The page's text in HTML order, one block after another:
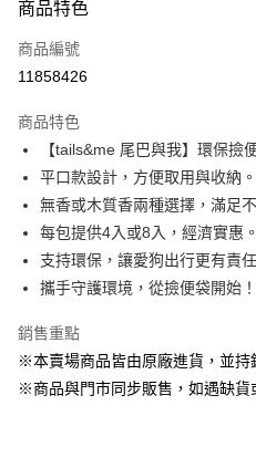
信用卡一次付款
超商取貨付款
Apple Pay
街口支付
悠遊付
Google Pay
商品特色
商品編號
11858426
商品特色
【tails&me 尾巴與我】環保撿
平口款設計，方便取用與收納。
無香或木質香兩種選擇，滿足
每包提供4入或8入，經濟實惠。
支持環保，讓愛狗出行更有責任
攜手守護環境，從撿便袋開始！
銷售重點
※本賣場商品皆由原廠進貨，並持
※商品與門市同步販售，如遇缺貨